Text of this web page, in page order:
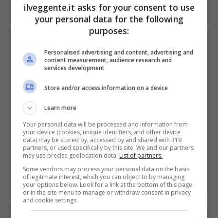
Mostra Informazioni
PlanetWin365
Planetwin365: 2050€ per sport e scommesse
Iscrivendoti a PlanetWin365 ricevi: 100% fino a 2000€
in Bonus Scommesse + 100% fino a 50€ in Bonus
2050€
VERIFICA
Mostra Informazioni
ilveggente.it asks for your consent to use
your personal data for the following
purposes:
Personalised advertising and content, advertising and
content measurement, audience research and
services development
Store and/or access information on a device
Learn more
Your personal data will be processed and information from
your device (cookies, unique identifiers, and other device
data) may be stored by, accessed by and shared with 319
partners, or used specifically by this site. We and our partners
may use precise geolocation data. List of partners.
Some vendors may process your personal data on the basis
of legitimate interest, which you can object to by managing
your options below. Look for a link at the bottom of this page
or in the site menu to manage or withdraw consent in privacy
and cookie settings.